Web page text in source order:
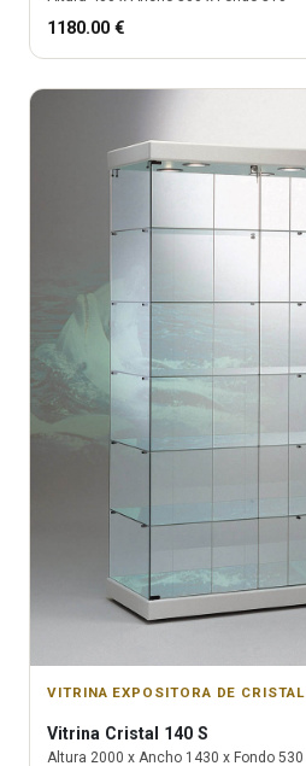
1180.00 €
VITRINA EXPOSITORA DE CRISTAL
Vitrina Cristal 140 S
Altura 2000 x Ancho 1430 x Fondo 530